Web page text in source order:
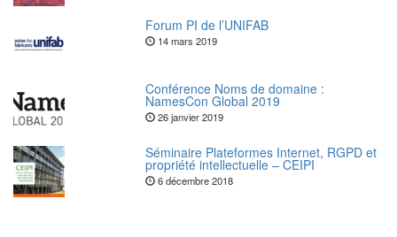
Forum PI de l’UNIFAB
14 mars 2019
Conférence Noms de domaine :
NamesCon Global 2019
26 janvier 2019
Séminaire Plateformes Internet, RGPD et
propriété intellectuelle – CEIPI
6 décembre 2018